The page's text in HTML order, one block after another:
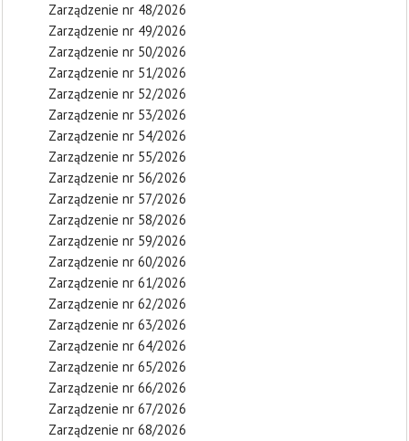
Zarządzenie nr 48/2026
Zarządzenie nr 49/2026
Zarządzenie nr 50/2026
Zarządzenie nr 51/2026
Zarządzenie nr 52/2026
Zarządzenie nr 53/2026
Zarządzenie nr 54/2026
Zarządzenie nr 55/2026
Zarządzenie nr 56/2026
Zarządzenie nr 57/2026
Zarządzenie nr 58/2026
Zarządzenie nr 59/2026
Zarządzenie nr 60/2026
Zarządzenie nr 61/2026
Zarządzenie nr 62/2026
Zarządzenie nr 63/2026
Zarządzenie nr 64/2026
Zarządzenie nr 65/2026
Zarządzenie nr 66/2026
Zarządzenie nr 67/2026
Zarządzenie nr 68/2026